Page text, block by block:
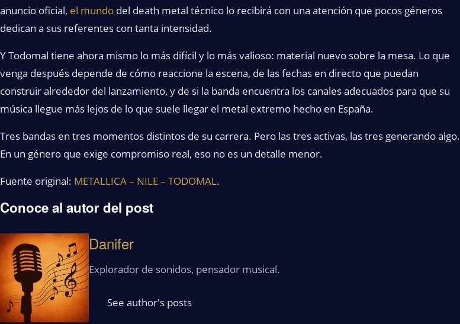
anuncio oficial, el mundo del death metal técnico lo recibirá con una atención que pocos géneros
dedican a sus referentes con tanta intensidad.
Y Todomal tiene ahora mismo lo más difícil y lo más valioso: material nuevo sobre la mesa. Lo que
venga después depende de cómo reaccione la escena, de las fechas en directo que puedan
construir alrededor del lanzamiento, y de si la banda encuentra los canales adecuados para que su
música llegue más lejos de lo que suele llegar el metal extremo hecho en España.
Tres bandas en tres momentos distintos de su carrera. Pero las tres activas, las tres generando algo.
En un género que exige compromiso real, eso no es un detalle menor.
Fuente original: METALLICA – NILE – TODOMAL.
Conoce al autor del post
Danifer
Explorador de sonidos, pensador musical.
See author's posts